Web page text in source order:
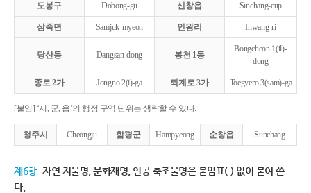
도봉구 Dobong-gu 신창읍 Sinchang-eup
삼죽면 Samjuk-myeon 인왕리 Inwang-ri
당산동 Dangsan-dong 봉천 1동
Bongcheon 1(il)-
dong
종로 2가 Jongno 2(i)-ga 퇴계로 3가 Toegyero 3(sam)-ga
[붙임] ‘시, 군, 읍’의 행정 구역 단위는 생략할 수 있다.
청주시 Cheongju 함평군 Hampyeong 순창읍 Sunchang
제6항 자연 지물명, 문화재명, 인공 축조물명은 붙임표(-) 없이 붙여 쓴
다.